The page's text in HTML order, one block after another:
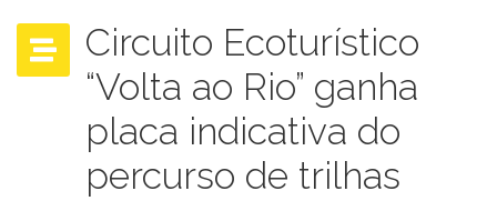
Circuito Ecoturístico
“Volta ao Rio” ganha
placa indicativa do
percurso de trilhas